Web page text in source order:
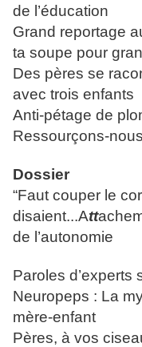
de l’éducation
Grand reportage
ta soupe pour
Des pères se
avec trois enfants
Anti-pétage de
Ressourçons-
Dossier
“Faut couper le
disaient...Att
de l’autonomie
Paroles d’experts
Neuropeps : La
mère-enfant
Pères, à vos